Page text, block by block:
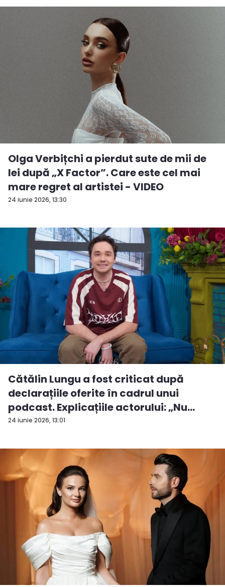
24 iunie 2026, 13:30
Olga Verbițchi a pierdut sute de mii de
lei după „X Factor”. Care este cel mai
mare regret al artistei - VIDEO
24 iunie 2026, 13:01
Cătălin Lungu a fost criticat după
declarațiile oferite în cadrul unui
podcast. Explicațiile actorului: „Nu
vrea...